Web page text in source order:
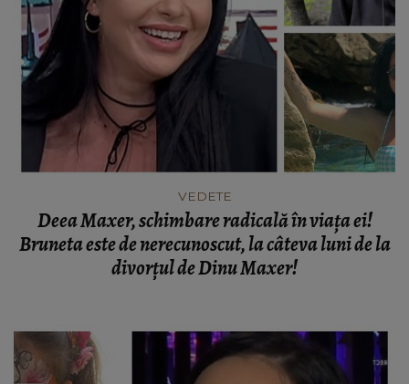
VEDETE
Deea Maxer, schimbare radicală în viața ei!
Bruneta este de nerecunoscut, la câteva luni de la
divorțul de Dinu Maxer!